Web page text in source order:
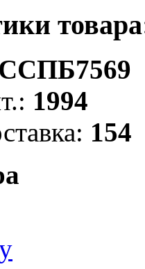
1994
154